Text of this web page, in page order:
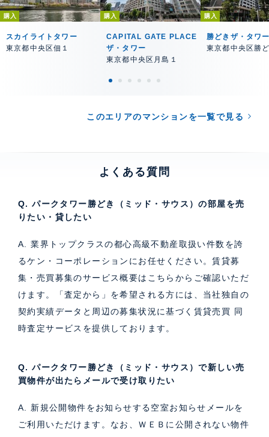
購入
スカイライトタワー
東京都中央区佃１
購入
CAPITAL GATE PLACE
ザ・タワー
東京都中央区月島１
購入
勝どきザ・タワ
東京都中央区勝
このエリアのマンションを一覧で見る
よくある質問
Q. パークタワー勝どき（ミッド・サウス）の部屋を売
りたい・貸したい
A. 業界トップクラスの都心高級不動産取扱い件数を誇
るケン・コーポレーションにお任せください。賃貸募
集・売買募集のサービス概要はこちら からご確認いただ
けます。「査定から」を希望される方には、当社独自の
契約実績データと周辺の募集状況に基づく 賃貸売買 同
時査定サービス を提供しております。
Q. パークタワー勝どき（ミッド・サウス）で新しい売
買物件が出たらメールで受け取りたい
A. 新規公開物件をお知らせする空室お知らせメールを
ご利用いただけます。なお、ＷＥＢに公開されない物件